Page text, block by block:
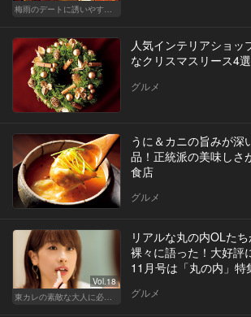
人気インテリアショッ
なクリスマスリース4選
グルメ
うに＆カニの旨みが深
品！正統派の美味しさ
食店
グルメ
Vol.18
リアルな丸の内OLた
裸々に語った！大好評
11月号は「丸の内」特
グルメ